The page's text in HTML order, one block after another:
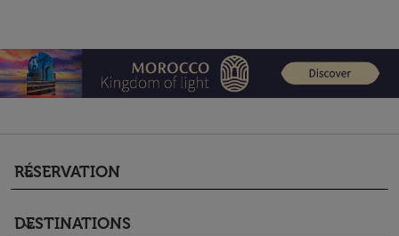
RÉSERVATION
keyboard_arrow_down
DESTINATIONS
keyboard_arrow_down